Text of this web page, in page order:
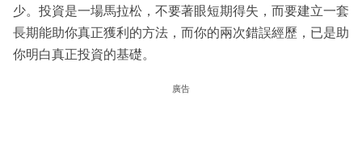
少。投資是一場馬拉松，不要著眼短期得失，而要建立一套
長期能助你真正獲利的方法，而你的兩次錯誤經歷，已是助
你明白真正投資的基礎。
廣告